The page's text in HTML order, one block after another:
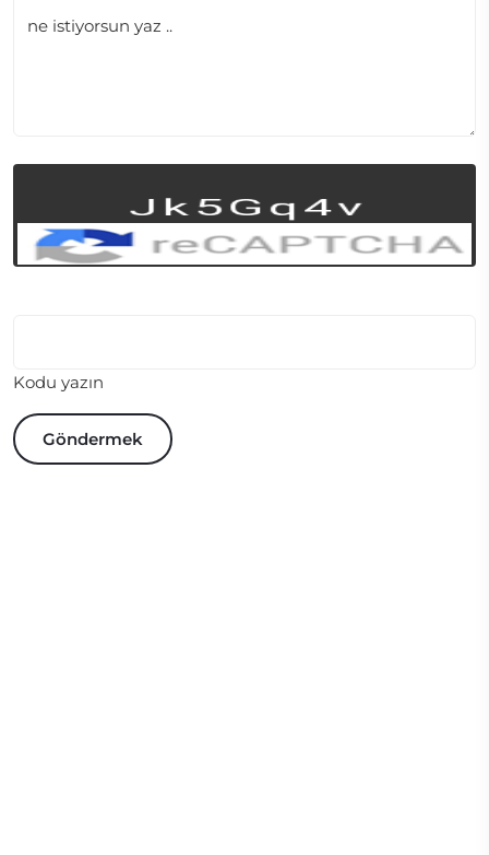
ne istiyorsun yaz ..
Kodu yazın
Göndermek